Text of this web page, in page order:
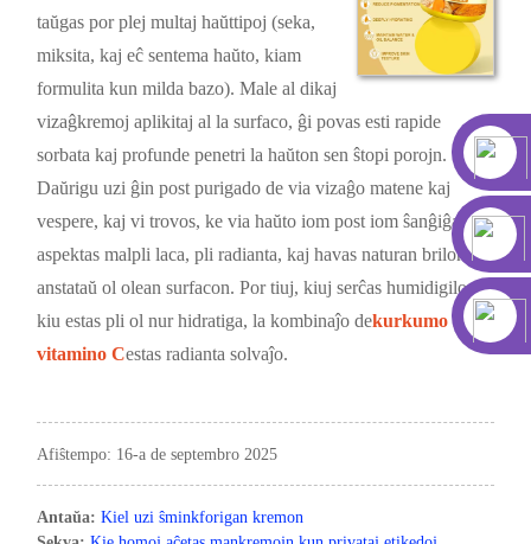
taŭgas por plej multaj haŭttipoj (seka,
miksita, kaj eĉ sentema haŭto, kiam
formulita kun milda bazo). Male al dikaj
vizaĝkremoj aplikitaj al la surfaco, ĝi povas esti rapide
sorbata kaj profunde penetri la haŭton sen ŝtopi porojn.
Daŭrigu uzi ĝin post purigado de via vizaĝo matene kaj
vespere, kaj vi trovos, ke via haŭto iom post iom ŝanĝiĝas: ĝi
aspektas malpli laca, pli radianta, kaj havas naturan brilon
anstataŭ ol olean surfacon. Por tiuj, kiuj serĉas humidigilon,
kiu estas pli ol nur hidratiga, la kombinaĵo dekurkumo kaj
vitamino Cestas radianta solvaĵo.
Afiŝtempo: 16-a de septembro 2025
Antaŭa: Kiel uzi ŝminkforigan kremon